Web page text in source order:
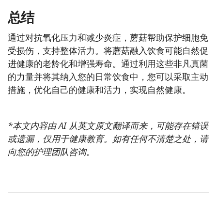
总结
通过对抗氧化压力和减少炎症，蘑菇帮助保护细胞免
受损伤，支持整体活力。将蘑菇融入饮食可能自然促
进健康的老龄化和增强寿命。通过利用这些非凡真菌
的力量并将其纳入您的日常饮食中，您可以采取主动
措施，优化自己的健康和活力，实现自然健康。
*本文内容由 AI 从英文原文翻译而来，可能存在错误
或遗漏，仅用于健康教育。如有任何不清楚之处，请
向您的护理团队咨询。